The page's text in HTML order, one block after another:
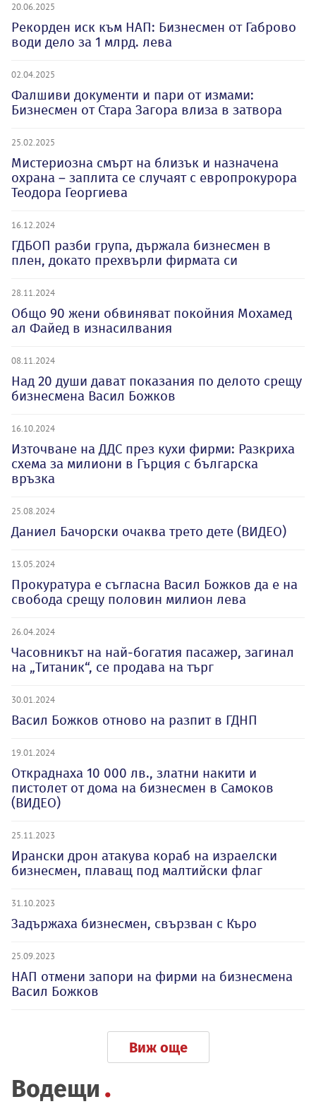
20.06.2025
Рекорден иск към НАП: Бизнесмен от Габрово
води дело за 1 млрд. лева
02.04.2025
Фалшиви документи и пари от измами:
Бизнесмен от Стара Загора влиза в затвора
25.02.2025
Мистериозна смърт на близък и назначена
охрана – заплита се случаят с европрокурора
Теодора Георгиева
16.12.2024
ГДБОП разби група, държала бизнесмен в
плен, докато прехвърли фирмата си
28.11.2024
Общо 90 жени обвиняват покойния Мохамед
ал Файед в изнасилвания
08.11.2024
Над 20 души дават показания по делото срещу
бизнесмена Васил Божков
16.10.2024
Източване на ДДС през кухи фирми: Разкриха
схема за милиони в Гърция с българска
връзка
25.08.2024
Даниел Бачорски очаква трето дете (ВИДЕО)
13.05.2024
Прокуратура е съгласна Васил Божков да е на
свобода срещу половин милион лева
26.04.2024
Часовникът на най-богатия пасажер, загинал
на „Титаник“, се продава на търг
30.01.2024
Васил Божков отново на разпит в ГДНП
19.01.2024
Откраднаха 10 000 лв., златни накити и
пистолет от дома на бизнесмен в Самоков
(ВИДЕО)
25.11.2023
Ирански дрон атакува кораб на израелски
бизнесмен, плаващ под малтийски флаг
31.10.2023
Задържаха бизнесмен, свързван с Къро
25.09.2023
НАП отмени запори на фирми на бизнесмена
Васил Божков
Виж още
Водещи